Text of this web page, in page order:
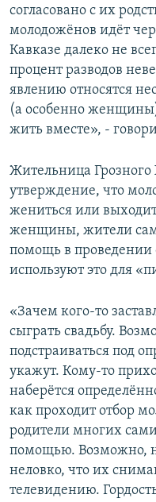
согласовано с их
молодожёнов идёт
Кавказе далеко не
процент разводов
явлению относятся
(а особенно
жить вместе», -
Жительница
утверждение, что
жениться или
женщины, жители
помощь в проведении
используют это для
«Зачем кого-то
сыграть свадьбу.
подстраиваться под
укажут. Кому-то
наберётся
как проходит отбор
родители многих
помощью. Возможно,
неловко, что их
телевидению.